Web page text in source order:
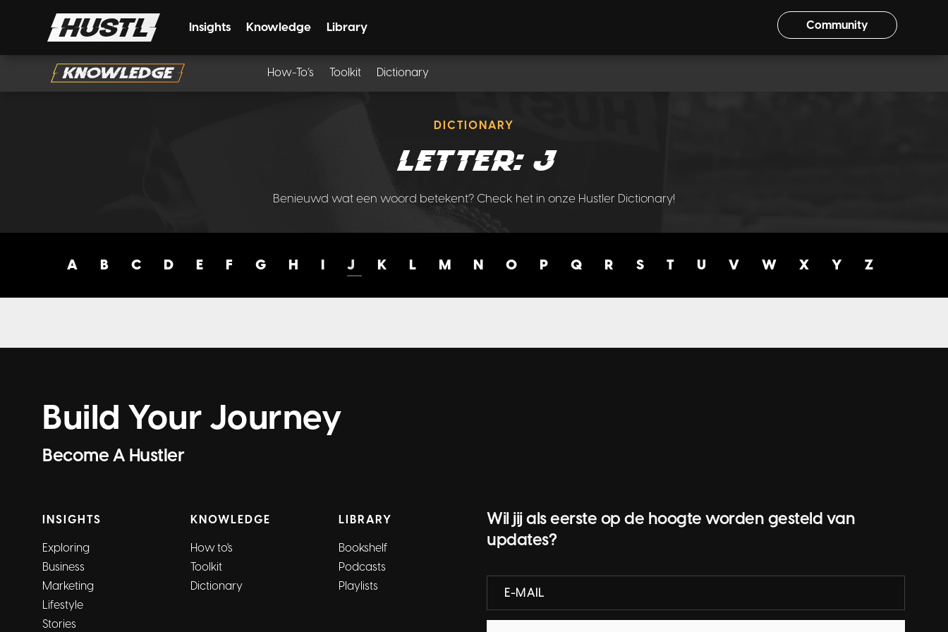
Insights Knowledge Library Community
How-To’s Toolkit Dictionary
DICTIONARY
Letter: J
Benieuwd wat een woord betekent? Check het in onze Hustler Dictionary!
A B C D E F G H I J K L M N O P Q R S T U V W X Y Z
Build Your Journey
Become A Hustler
INSIGHTS
Exploring
Business
Marketing
Lifestyle
Stories
KNOWLEDGE
How to's
Toolkit
Dictionary
LIBRARY
Bookshelf
Podcasts
Playlists
Wil jij als eerste op de hoogte worden gesteld van
updates?